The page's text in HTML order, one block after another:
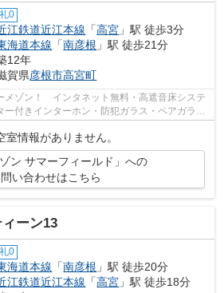
礼0
江鉄道近江本線 「高宮 」駅 徒歩3分
海道本線 「南彦根 」駅 徒歩21分
12年
賀県彦根市高宮町
メゾン！ インタネット無料・高遮音床システ
ー付きインターホン・防犯ガラス・ペアガラ
etc アパー...
室情報がありません。
ゾン サマーフィールド」への
い合わせはこちら
ーン13
礼0
海道本線 「南彦根 」駅 徒歩20分
江鉄道近江本線 「高宮 」駅 徒歩18分